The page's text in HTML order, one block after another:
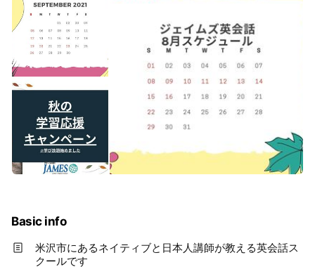
Basic info
米沢市にあるネイティブと日本人講師が教える英会話ス
クールです